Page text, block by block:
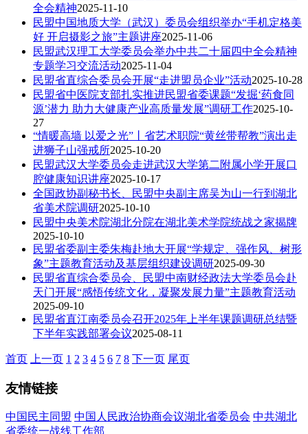
全会精神2025-11-10
民盟中国地质大学（武汉）委员会组织举办“手机定格美
好 开启摄影之旅”主题讲座2025-11-06
民盟武汉理工大学委员会举办中共二十届四中全会精神
专题学习交流活动2025-11-04
民盟省直综合委员会开展“走进盟员企业”活动2025-10-28
民盟省中医院支部扎实推进民盟省委课题“发掘‘药食同
源’潜力 助力大健康产业高质量发展”调研工作2025-10-
27
“情暖高墙 以爱之光”丨省艺术职院“黄丝带帮教”演出走
进狮子山强戒所2025-10-20
民盟武汉大学委员会走进武汉大学第二附属小学开展口
腔健康知识讲座2025-10-17
全国政协副秘书长、民盟中央副主席吴为山一行到湖北
省美术院调研2025-10-10
民盟中央美术院湖北分院在湖北美术学院统战之家揭牌
2025-10-10
民盟省委副主委朱梅赴地大开展“学规定、强作风、树形
象”主题教育活动及基层组织建设调研2025-09-30
民盟省直综合委员会、民盟中南财经政法大学委员会赴
天门开展“感悟传统文化，凝聚发展力量”主题教育活动
2025-09-10
民盟省直江南委员会召开2025年上半年课题调研总结暨
下半年实践部署会议2025-08-11
首页 上一页 1 2 3 4 5 6 7 8 下一页 尾页
友情链接
中国民主同盟 中国人民政治协商会议湖北省委员会 中共湖北
省委统一战线工作部